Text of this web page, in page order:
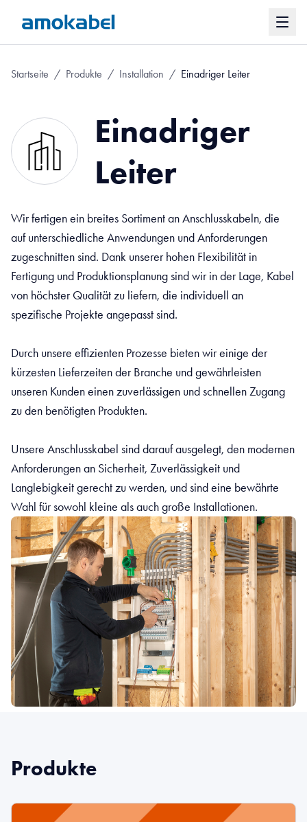
Startseite / Produkte / Installation / Einadriger Leiter
Einadriger
Leiter
Wir fertigen ein breites Sortiment an Anschlusskabeln, die
auf unterschiedliche Anwendungen und Anforderungen
zugeschnitten sind. Dank unserer hohen Flexibilität in
Fertigung und Produktionsplanung sind wir in der Lage, Kabel
von höchster Qualität zu liefern, die individuell an
spezifische Projekte angepasst sind.
Durch unsere effizienten Prozesse bieten wir einige der
kürzesten Lieferzeiten der Branche und gewährleisten
unseren Kunden einen zuverlässigen und schnellen Zugang
zu den benötigten Produkten.
Unsere Anschlusskabel sind darauf ausgelegt, den modernen
Anforderungen an Sicherheit, Zuverlässigkeit und
Langlebigkeit gerecht zu werden, und sind eine bewährte
Wahl für sowohl kleine als auch große Installationen.
Produkte